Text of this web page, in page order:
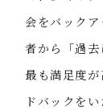
会をバック
者から「過去
最も満足度
ドバックをい